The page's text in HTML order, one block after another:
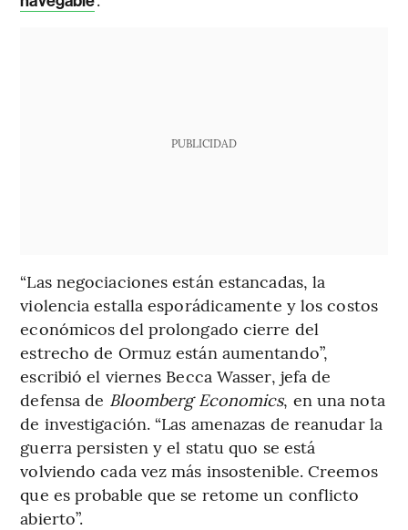
PUBLICIDAD
“Las negociaciones están estancadas, la
violencia estalla esporádicamente y los costos
económicos del prolongado cierre del
estrecho de Ormuz están aumentando”,
escribió el viernes Becca Wasser, jefa de
defensa de Bloomberg Economics, en una nota
de investigación. “Las amenazas de reanudar la
guerra persisten y el statu quo se está
volviendo cada vez más insostenible. Creemos
que es probable que se retome un conflicto
abierto”.